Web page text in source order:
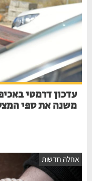
עדכון דרמטי
משנה את ספי
חדשות